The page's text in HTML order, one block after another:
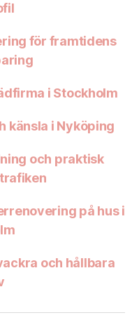
för framtidens
i Stockholm
känsla i Nyköping
och praktisk
på hus i
och hållbara